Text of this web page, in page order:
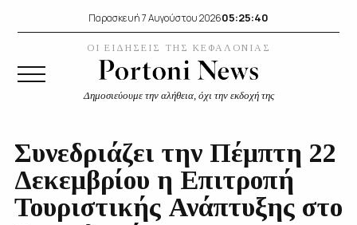
Παρασκευή 7 Αυγούστου 202605:25:40
ΟΙ ΕΙΔΗΣΕΙΣ ΤΗΣ ΚΕΦΑΛΟΝΙΑΣ
Δημοσιεύουμε την αλήθεια, όχι την εκδοχή της
Συνεδριάζει την Πέμπτη 22
Δεκεμβρίου η Επιτροπή
Τουριστικής Ανάπτυξης στο